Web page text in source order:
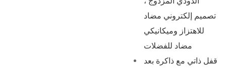
تصميم إلكتروني مضاد
للاهتزاز وميكانيكي
مضاد للفضلات
قفل ذاتي مع ذاكرة بعد